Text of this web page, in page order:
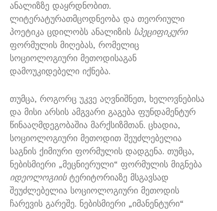
ანალიზზე დაყრდნობით.
ლიტერატურათმცოდნეობა და თეორიული
პოეტიკა ცდილობს ანალიზის სპეციფიკური
ფორმულის მიღებას, რომელიც
სოციოლოგიური მეთოდისაგან
დამოუკიდებელი იქნება.
თუმცა, როგორც უკვე აღვნიშნეთ, ხელოვნებისა
და მისი არსის ამგვარი გაგება ფუნდამენტურ
წინააღმდეგობაშია მარქსიზმთან. ცხადია,
სოციოლოგიური მეთოდით შეუძლებელია
საგნის ქიმიური ფორმულის დადგენა. თუმცა,
ნებისმიერი „მეცნიერული“ ფორმულის მიგნება
იდეოლოგიისტერიტორიაზე მსგავსად
შეუძლებელია სოციოლოგიური მეთოდის
ჩარევის გარეშე. ნებისმიერი „იმანენტური“